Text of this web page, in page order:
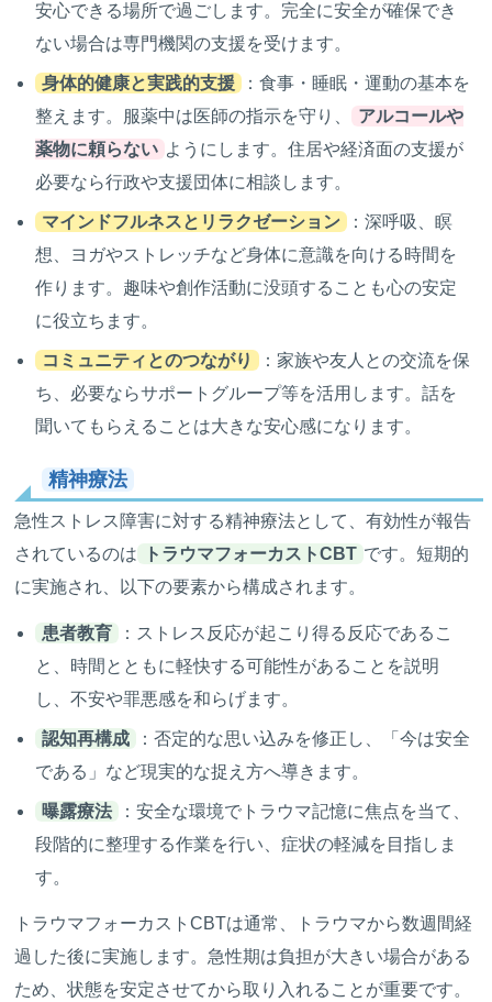
安心できる場所で過ごします。完全に安全が確保でき
ない場合は専門機関の支援を受けます。
身体的健康と実践的支援
：食事・睡眠・運動の基本を
整えます。服薬中は医師の指示を守り、
アルコールや
薬物に頼らない ようにします。住居や経済面の支援が
必要なら行政や支援団体に相談します。
マインドフルネスとリラクゼーション
：深呼吸、瞑
想、ヨガやストレッチなど身体に意識を向ける時間を
作ります。趣味や創作活動に没頭することも心の安定
に役立ちます。
コミュニティとのつながり
：家族や友人との交流を保
ち、必要ならサポートグループ等を活用します。話を
聞いてもらえることは大きな安心感になります。
精神療法
急性ストレス障害に対する精神療法として、有効性が報告
されているのは
トラウマフォーカストCBT です。短期的
に実施され、以下の要素から構成されます。
患者教育
：ストレス反応が起こり得る反応であるこ
と、時間とともに軽快する可能性があることを説明
し、不安や罪悪感を和らげます。
認知再構成
：否定的な思い込みを修正し、「今は安全
である」など現実的な捉え方へ導きます。
曝露療法
：安全な環境でトラウマ記憶に焦点を当て、
段階的に整理する作業を行い、症状の軽減を目指しま
す。
トラウマフォーカストCBTは通常、トラウマから数週間経
過した後に実施します。急性期は負担が大きい場合がある
ため、状態を安定させてから取り入れることが重要です。